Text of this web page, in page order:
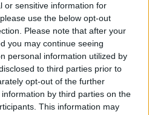
or sensitive information for
use the below opt-out
Please note that after your
you may continue seeing
personal information utilized by
to third parties prior to
opt-out of the further
by third parties on the
This information may
à « Télématin » ? Son
contrat en béton…